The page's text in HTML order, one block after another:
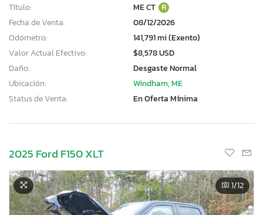
Título:
ME CT R
Fecha de Venta:
08/12/2026
Odómetro:
141,791 mi (Exento)
Valor Actual Efectivo:
$8,578 USD
Daño:
Desgaste Normal
Ubicación:
Windham, ME
Status de Venta:
En Oferta Mínima
2025 Ford F150 XLT
1/12